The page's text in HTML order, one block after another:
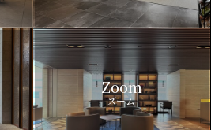
Zoom
ズーム